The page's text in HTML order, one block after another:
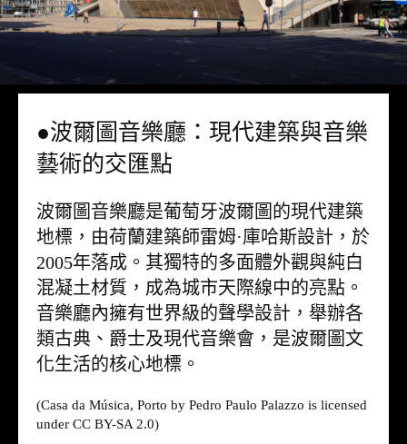
●波爾圖音樂廳：現代建築與音樂
藝術的交匯點
波爾圖音樂廳是葡萄牙波爾圖的現代建築
地標，由荷蘭建築師雷姆·庫哈斯設計，於
2005年落成。其獨特的多面體外觀與純白
混凝土材質，成為城市天際線中的亮點。
音樂廳內擁有世界級的聲學設計，舉辦各
類古典、爵士及現代音樂會，是波爾圖文
化生活的核心地標。
(Casa da Música, Porto by Pedro Paulo Palazzo is licensed
under CC BY-SA 2.0)